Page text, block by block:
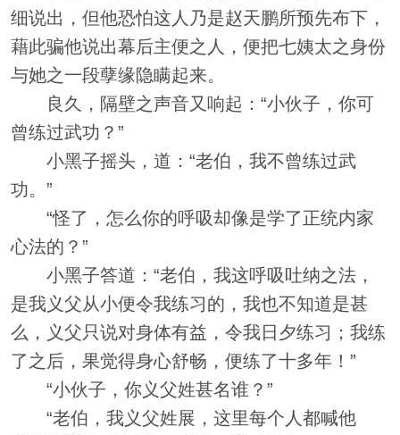
细说出，但他恐怕这人乃是赵天鹏所预先布下，
藉此骗他说出幕后主便之人，便把七姨太之身份
与她之一段孽缘隐瞒起来。
良久，隔壁之声音又响起：“小伙子，你可
曾练过武功？”
小黑子摇头，道：“老伯，我不曾练过武
功。”
“怪了，怎么你的呼吸却像是学了正统内家
心法的？”
小黑子答道：“老伯，我这呼吸吐纳之法，
是我义父从小便令我练习的，我也不知道是甚
么，义父只说对身体有益，令我日夕练习；我练
了之后，果觉得身心舒畅，便练了十多年！”
“小伙子，你义父姓甚名谁？”
“老伯，我义父姓展，这里每个人都喊他